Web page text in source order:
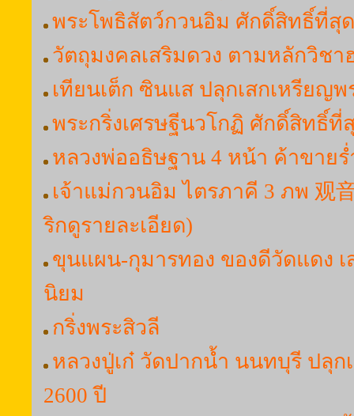
พระโพธิสัตว์กวนอิม ศักดิ์สิทธิ์ที่สุ
วัตถุมงคลเสริมดวง ตามหลักวิชา
เทียนเต็ก ซินแส ปลุกเสกเหรียญ
พระกริ่งเศรษฐีนวโกฏิ ศักดิ์สิทธิ์ที่
หลวงพ่ออธิษฐาน 4 หน้า ค้าขายร่
เจ้าแม่กวนอิม ไตรภาคี 3 ภพ 观
ริกดูรายละเอียด)
ขุนแผน-กุมารทอง ของดีวัดแดง
นิยม
กริ่งพระสิวลี
หลวงปู่เก๋ วัดปากน้ำ นนทบุรี ปลุก
2600 ปี